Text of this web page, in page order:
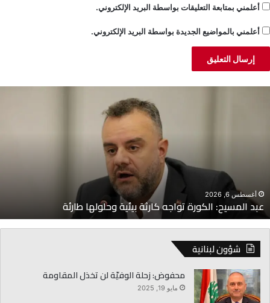
أعلمني بمتابعة التعليقات بواسطة البريد الإلكتروني.
أعلمني بالمواضيع الجديدة بواسطة البريد الإلكتروني.
أغسطس 6, 2026
البساط: لا أموال تُطلب باسم وزارة الاقتصاد
شؤون لبنانية
محفوض: زحلة الوفيّة لن تخذل المقاومة
مايو 19, 2025